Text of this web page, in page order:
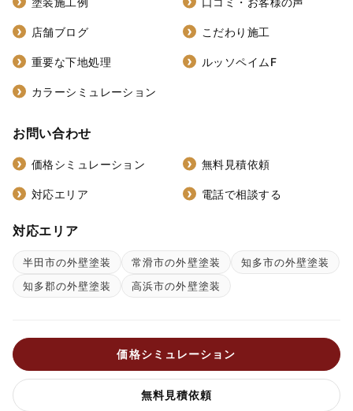
店舗ブログ こだわり施工
重要な下地処理 ルッソペイムF
カラーシミュレーション
お問い合わせ
価格シミュレーション 無料見積依頼
対応エリア 電話で相談する
対応エリア
半田市の外壁塗装 常滑市の外壁塗装
知多市の外壁塗装
知多郡の外壁塗装
高浜市の外壁塗装
価格シミュレーション
無料見積依頼